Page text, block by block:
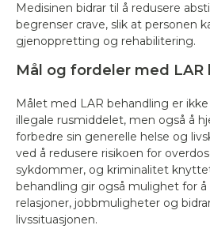
Medisinen bidrar til å redusere
begrenser crave, slik at personen
gjenoppretting og rehabilitering.
Mål og fordeler med LAR
Målet med LAR behandling er
illegale rusmiddelet, men også å
forbedre sin generelle helse og
ved å redusere risikoen for
sykdommer, og kriminalitet
behandling gir også mulighet for å
relasjoner, jobbmuligheter og
livssituasjonen.